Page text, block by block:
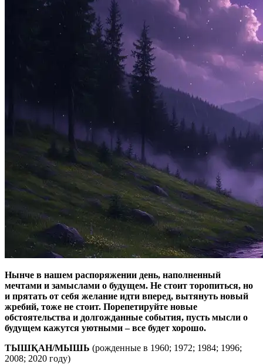
Нынче в нашем распоряжении день, наполненный
мечтами и замыслами о будущем. Не стоит торопиться, но
и прятать от себя желание идти вперед, вытянуть новый
жребий, тоже не стоит. Порепетируйте новые
обстоятельства и долгожданные события, пусть мысли о
будущем кажутся уютными – все будет хорошо.
ТЫШҚАН/МЫШЬ (рожденные в 1960; 1972; 1984; 1996;
2008; 2020 году)